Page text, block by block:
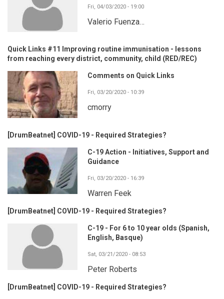
Fri, 04/03/2020 - 19:00
Valerio Fuenza…
Quick Links #11 Improving routine immunisation - lessons
from reaching every district, community, child (RED/REC)
Comments on Quick Links
Fri, 03/20/2020 - 10:39
cmorry
[DrumBeatnet] COVID-19 - Required Strategies?
C-19 Action - Initiatives, Support and
Guidance
Fri, 03/20/2020 - 16:39
Warren Feek
[DrumBeatnet] COVID-19 - Required Strategies?
C-19 - For 6 to 10 year olds (Spanish,
English, Basque)
Sat, 03/21/2020 - 08:53
Peter Roberts
[DrumBeatnet] COVID-19 - Required Strategies?